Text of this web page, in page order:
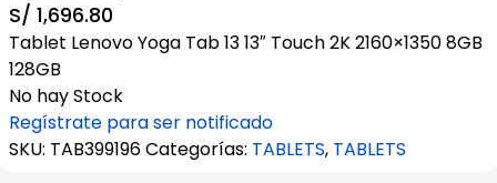
S/ 1,696.80
Tablet Lenovo Yoga Tab 13 13″ Touch 2K 2160×1350 8GB
128GB
No hay Stock
Regístrate para ser notificado
SKU: TAB399196Categorías: TABLETS, TABLETS